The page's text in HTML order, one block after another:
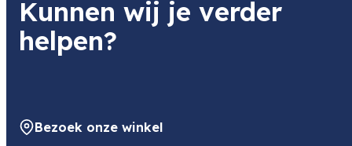
Kunnen wij je verder
helpen?
Bezoek onze winkel